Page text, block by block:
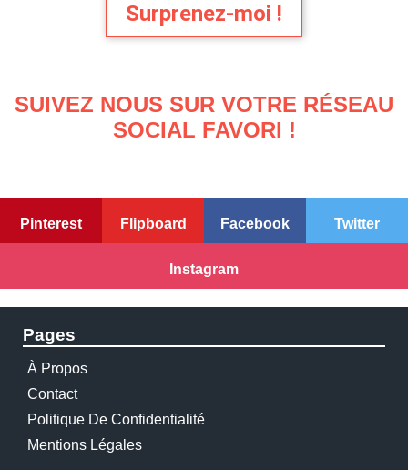
Surprenez-moi !
SUIVEZ NOUS SUR VOTRE RÉSEAU
SOCIAL FAVORI !
Pinterest Flipboard Facebook Twitter
Instagram
Pages
À Propos
Contact
Politique De Confidentialité
Mentions Légales